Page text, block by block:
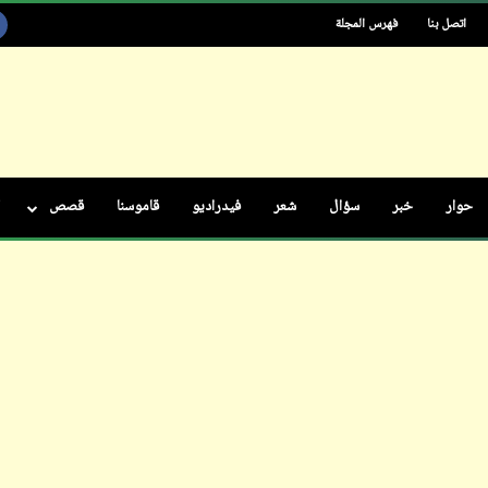
اتصل بنا فهرس المجلة
حوار خبر سؤال شعر فيدراديو قاموسنا قصص
12 نوفمبر 2023